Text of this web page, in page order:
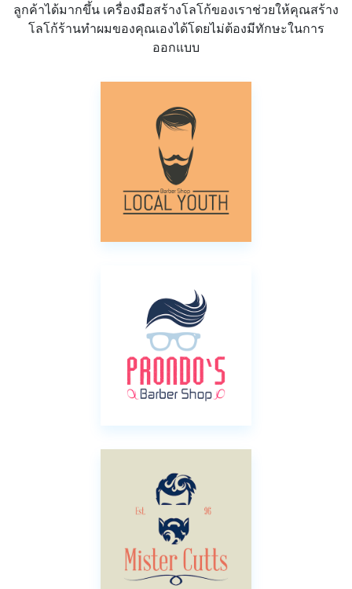
ลูกค้าได้มากขึ้น เครื่องมือสร้างโลโก้ของเราช่วยให้คุณสร้าง
โลโก้ร้านทำผมของคุณเองได้โดยไม่ต้องมีทักษะในการ
ออกแบบ